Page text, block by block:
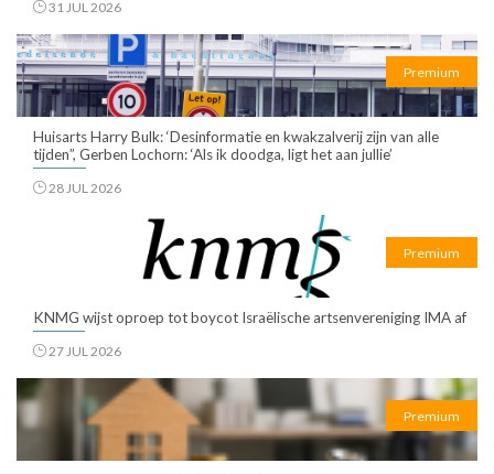
31 JUL 2026
Premium
Huisarts Harry Bulk: ‘Desinformatie en kwakzalverij zijn van alle
tijden”, Gerben Lochorn: ‘Als ik doodga, ligt het aan jullie’
28 JUL 2026
Premium
KNMG wijst oproep tot boycot Israëlische artsenvereniging IMA af
27 JUL 2026
Premium